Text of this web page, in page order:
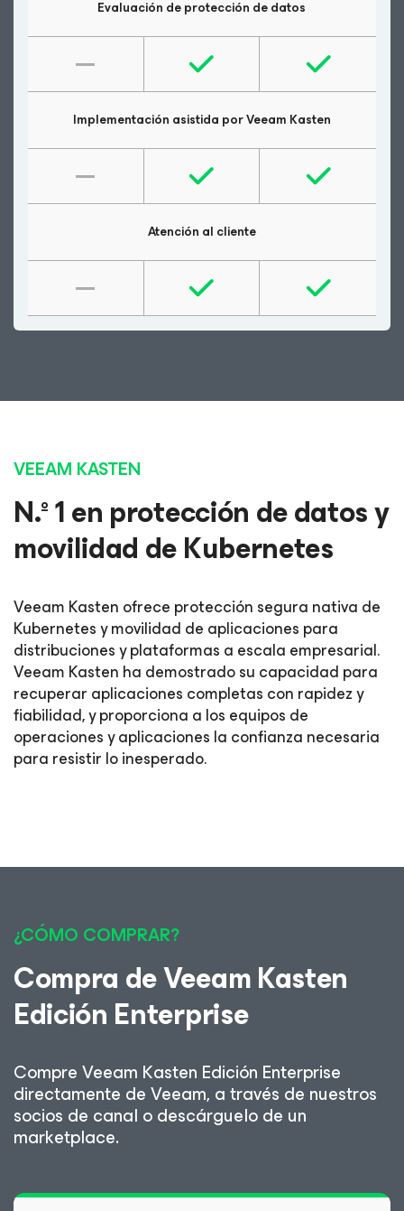
Evaluación de protección de datos
Implementación asistida por Veeam Kasten
Atención al cliente
VEEAM KASTEN
N.º 1 en protección de datos y
movilidad de Kubernetes
Veeam Kasten ofrece protección segura nativa de
Kubernetes y movilidad de aplicaciones para
distribuciones y plataformas a escala empresarial.
Veeam Kasten ha demostrado su capacidad para
recuperar aplicaciones completas con rapidez y
fiabilidad, y proporciona a los equipos de
operaciones y aplicaciones la confianza necesaria
para resistir lo inesperado.
¿CÓMO COMPRAR?
Compra de Veeam Kasten
Edición Enterprise
Compre Veeam Kasten Edición Enterprise
directamente de Veeam, a través de nuestros
socios de canal o descárguelo de un
marketplace.